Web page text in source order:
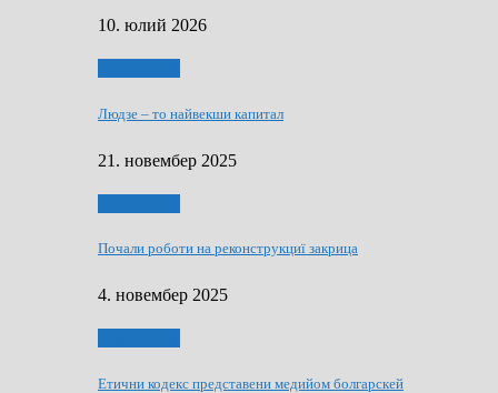
10. юлий 2026
Людзе – то найвекши капитал
21. новембер 2025
Почали роботи на реконструкциї закрица
4. новембер 2025
Етични кодекс представени медийом болгарскей